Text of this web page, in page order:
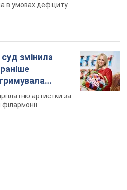
в умовах дефіциту
змінила
артистки за